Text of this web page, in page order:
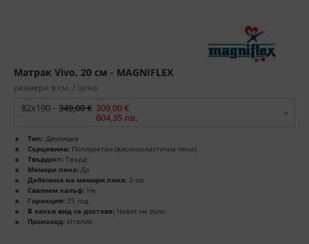
Матрак Vivo, 20 см - MAGNIFLEX
размери в см. / цена
82x190 - 349,00 € 309,00 €
604,35 лв.
Тип: Двулицев
Сърцевина: Полиуретан (високоеластична пяна)
Твърдост: Твърд
Мемори пяна: Да
Дебелина на мемори пяна: 2 см
Сваляем калъф: Не
Гаранция: 25 год.
В какъв вид се доставя: Навит на руло
Произход: Италия